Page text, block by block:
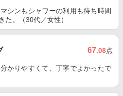
シンもシャワーの利用も待ち時間
た。（30代／女性）
67.08点
かりやすくて、丁寧でよかったで